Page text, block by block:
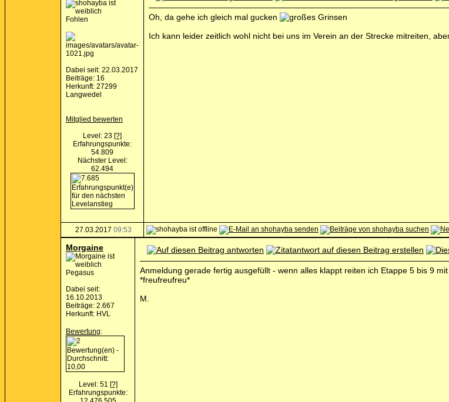
Fohlen
Dabei seit: 22.03.2017
Beiträge: 16
Herkunft: 27299
Langwedel
Mitglied bewerten
Level: 23 [?]
Erfahrungspunkte:
54.809
Nächster Level:
62.494
Oh, da gehe ich gleich mal gucken
Ich kann leider zeitlich wohl nicht bei uns im Verein an der Strecke mitreiten,
27.03.2017 09:53
Morgaine
Pegasus
Dabei seit:
16.10.2013
Beiträge: 2.667
Herkunft: HVL
Bewertung:
Level: 51 [?]
Erfahrungspunkte:
Anmeldung gerade fertig ausgefüllt - wenn alles klappt reiten ich Etappe 5 bis 9 mit
*freufreufreu*
M.